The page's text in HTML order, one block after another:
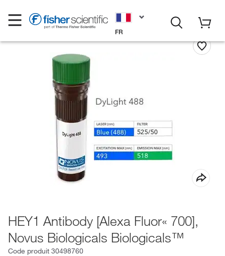
FR
HEY1 Antibody [Alexa Fluor« 700],
Novus Biologicals Biologicals™
Code produit 30498760